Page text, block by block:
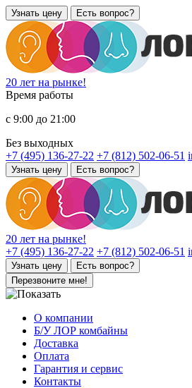
Узнать цену Есть вопрос?
20 лет на рынке!
Время работы
с 9:00 до 21:00
Без выходных
+7 (495) 136-27-22 +7 (812) 502-06-51
Узнать цену Есть вопрос?
20 лет на рынке!
+7 (495) 136-27-22 +7 (812) 502-06-51
Узнать цену
Есть вопрос?
Перезвоните мне!
О компании
Б/У ЛОР комбайны
Доставка
Оплата
Гарантия и сервис
Контакты